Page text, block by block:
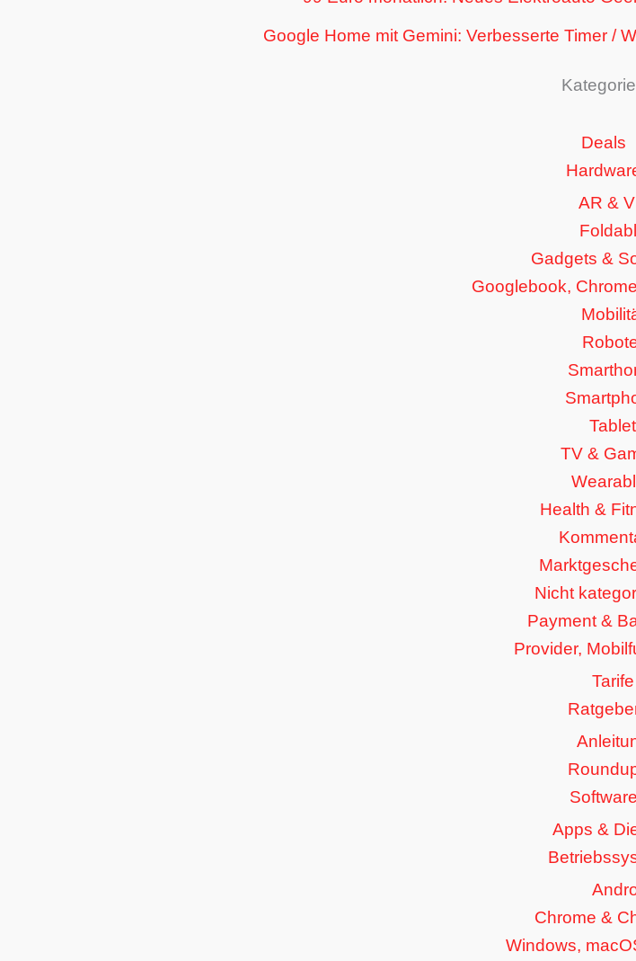
Google Home mit Gemini: Verbesserte Timer /
Deals
AR &
Gadgets &
Googlebook,
Tablet
TV &
Health &
Nicht
Payment &
Provider,
Tarife
Software
Apps &
Chrome &
Windows,